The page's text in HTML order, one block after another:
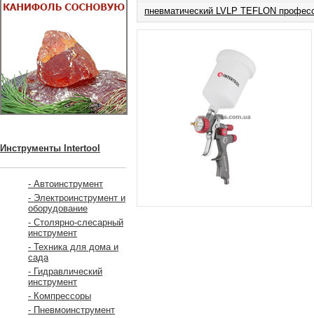
Инструменты Intertool
- Автоинструмент
- Электроинструмент и
оборудование
- Столярно-слесарный
инструмент
- Техника для дома и
сада
- Гидравлический
инструмент
- Компрессоры
- Пневмоинструмент
пневматический LVLP TEFLON